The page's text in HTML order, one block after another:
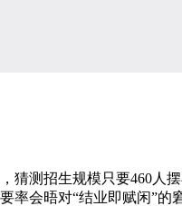
测招生规模只要460人
会晤对“结业即赋闲”